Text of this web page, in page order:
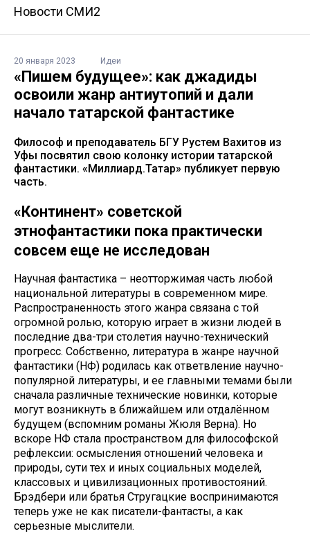
Новости СМИ2
20 января 2023 Идеи
«Пишем будущее»: как джадиды
освоили жанр антиутопий и дали
начало татарской фантастике
Философ и преподаватель БГУ Рустем Вахитов из
Уфы посвятил свою колонку истории татарской
фантастики. «Миллиард.Татар» публикует первую
часть.
«Континент» советской
этнофантастики пока практически
совсем еще не исследован
Научная фантастика – неотторжимая часть любой
национальной литературы в современном мире.
Распространенность этого жанра связана с той
огромной ролью, которую играет в жизни людей в
последние два-три столетия научно-технический
прогресс. Собственно, литература в жанре научной
фантастики (НФ) родилась как ответвление научно-
популярной литературы, и ее главными темами были
сначала различные технические новинки, которые
могут возникнуть в ближайшем или отдалённом
будущем (вспомним романы Жюля Верна). Но
вскоре НФ стала пространством для философской
рефлексии: осмысления отношений человека и
природы, сути тех и иных социальных моделей,
классовых и цивилизационных противостояний.
Брэдбери или братья Стругацкие воспринимаются
теперь уже не как писатели-фантасты, а как
серьезные мыслители.